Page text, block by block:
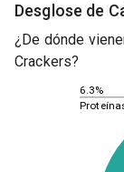
Desglose de
¿De dónde
Crackers?
6.3%